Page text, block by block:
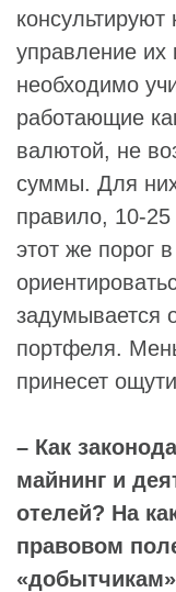
управление
необходимо
работающие
валютой, не
суммы. Для
правило, 10-
этот же порог
задумывается
портфеля.
принесет
– Как
майнинг и
отелей? На
правовом